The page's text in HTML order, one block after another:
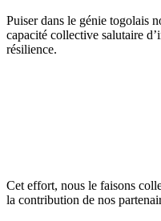
Puiser dans le génie togolais
capacité collective salutaire
résilience.
Cet effort, nous le faisons
la contribution de nos